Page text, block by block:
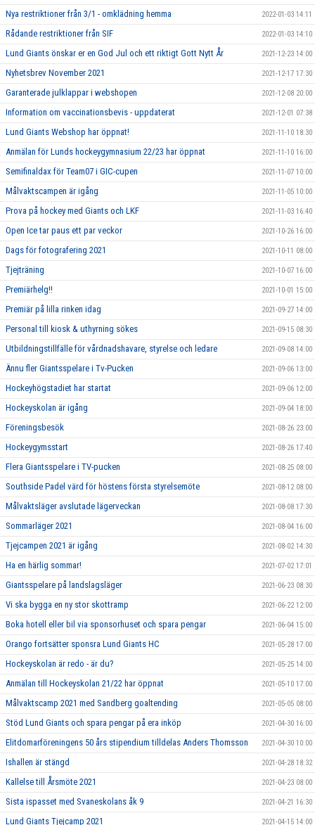
Nya restriktioner från 3/1 - omklädning hemma 2022-01-03 14:11
Rådande restriktioner från SIF 2022-01-03 14:10
Lund Giants önskar er en God Jul och ett riktigt Gott Nytt År 2021-12-23 14:00
Nyhetsbrev November 2021 2021-12-17 17:30
Garanterade julklappar i webshopen 2021-12-08 20:00
Information om vaccinationsbevis - uppdaterat 2021-12-01 07:38
Lund Giants Webshop har öppnat! 2021-11-10 18:30
Anmälan för Lunds hockeygymnasium 22/23 har öppnat 2021-11-10 16:00
Semifinaldax för Team07 i GIC-cupen 2021-11-07 10:00
Målvaktscampen är igång 2021-11-05 10:00
Prova på hockey med Giants och LKF 2021-11-03 16:40
Open Ice tar paus ett par veckor 2021-10-26 16:00
Dags för fotografering 2021 2021-10-11 08:00
Tjejträning 2021-10-07 16:00
Premiärhelg!! 2021-10-01 15:00
Premiär på lilla rinken idag 2021-09-27 14:00
Personal till kiosk & uthyrning sökes 2021-09-15 08:30
Utbildningstillfälle för vårdnadshavare, styrelse och ledare 2021-09-08 14:00
Ännu fler Giantsspelare i Tv-Pucken 2021-09-06 13:00
Hockeyhögstadiet har startat 2021-09-06 12:00
Hockeyskolan är igång 2021-09-04 18:00
Föreningsbesök 2021-08-26 23:00
Hockeygymsstart 2021-08-26 17:40
Flera Giantsspelare i TV-pucken 2021-08-25 08:00
Southside Padel värd för höstens första styrelsemöte 2021-08-12 08:00
Målvaktsläger avslutade lägerveckan 2021-08-08 17:30
Sommarläger 2021 2021-08-04 16:00
Tjejcampen 2021 är igång 2021-08-02 14:30
Ha en härlig sommar! 2021-07-02 17:01
Giantsspelare på landslagsläger 2021-06-23 08:30
Vi ska bygga en ny stor skottramp 2021-06-22 12:00
Boka hotell eller bil via sponsorhuset och spara pengar 2021-06-04 15:00
Orango fortsätter sponsra Lund Giants HC 2021-05-28 17:00
Hockeyskolan är redo - är du? 2021-05-25 14:00
Anmälan till Hockeyskolan 21/22 har öppnat 2021-05-10 17:00
Målvaktscamp 2021 med Sandberg goaltending 2021-05-05 08:00
Stöd Lund Giants och spara pengar på era inköp 2021-04-30 16:00
Elitdomarföreningens 50 års stipendium tilldelas Anders Thomsson 2021-04-30 10:00
Ishallen är stängd 2021-04-28 18:32
Kallelse till Årsmöte 2021 2021-04-23 08:00
Sista ispasset med Svaneskolans åk 9 2021-04-21 16:30
Lund Giants Tjejcamp 2021 2021-04-15 14:00